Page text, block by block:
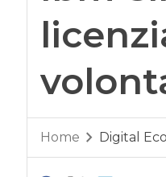
Home Digital